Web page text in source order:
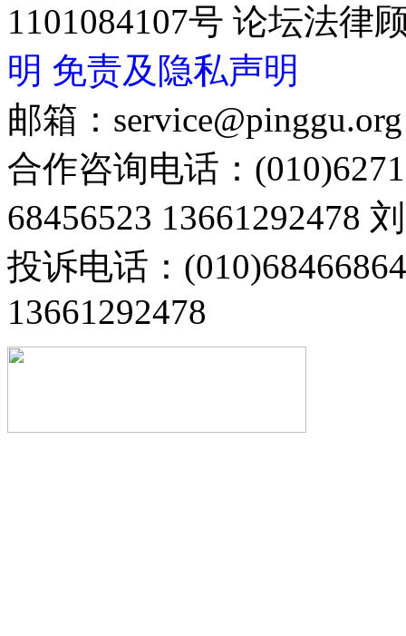
1101084107号 论坛法律
明 免责及隐私声明
邮箱：service@pinggu.org
合作咨询电话：
68456523 13661292478
投诉电话：
13661292478